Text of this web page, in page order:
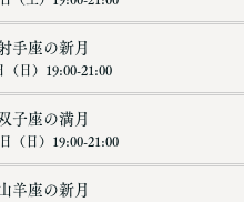
手座の新月
（日）19:00-21:00
子座の満月
（日）19:00-21:00
羊座の新月